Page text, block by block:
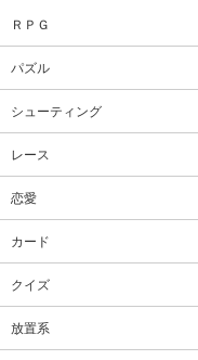
ＲＰＧ
パズル
シューティング
レース
恋愛
カード
クイズ
放置系